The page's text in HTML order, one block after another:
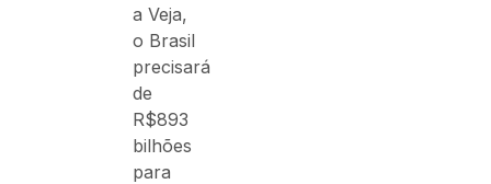
a Veja,
o Brasil
precisará
de
R$893
bilhões
para